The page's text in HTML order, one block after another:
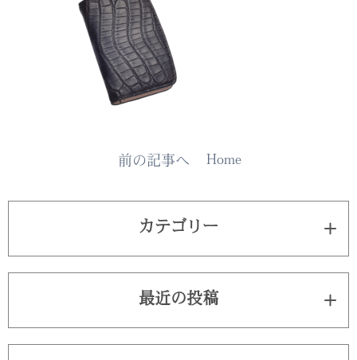
前の記事へ Home
カテゴリー
最近の投稿